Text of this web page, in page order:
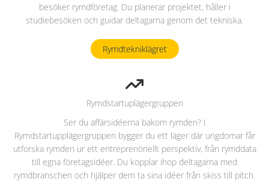
besöker rymdföretag. Du planerar projektet, håller i
studiebesöken och guidar deltagarna genom det tekniska.
Rymdtekniklägret
Rymdstartuplägergruppen
Ser du affärsidéerna bakom rymden? I
Rymdstartupplägergruppen bygger du ett läger där ungdomar får
utforska rymden ur ett entreprenöriellt perspektiv, från rymddata
till egna företagsidéer. Du kopplar ihop deltagarna med
rymdbranschen och hjälper dem ta sina idéer från skiss till pitch.